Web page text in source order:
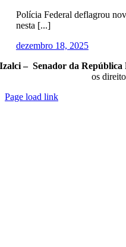
Polícia Federal deflagrou
nesta [...]
dezembro 18, 2025
Izalci – Senador da República
os
Page load link